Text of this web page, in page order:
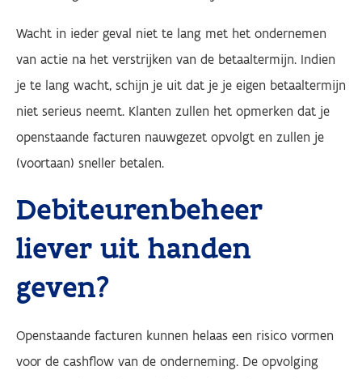
Wacht in ieder geval niet te lang met het ondernemen
van actie na het verstrijken van de betaaltermijn. Indien
je te lang wacht, schijn je uit dat je je eigen betaaltermijn
niet serieus neemt. Klanten zullen het opmerken dat je
openstaande facturen nauwgezet opvolgt en zullen je
(voortaan) sneller betalen.
Debiteurenbeheer
liever uit handen
geven?
Openstaande facturen kunnen helaas een risico vormen
voor de cashflow van de onderneming. De opvolging